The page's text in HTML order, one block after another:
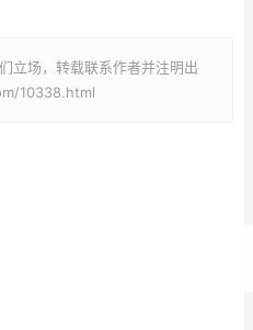
立场，转载联系作者并注明出
10338.html